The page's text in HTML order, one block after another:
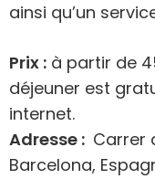
ainsi qu’un
Prix : à partir de
déjeuner est
internet.
Adresse : Carrer
Barcelona,